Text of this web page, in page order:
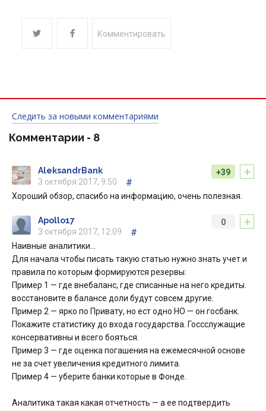
Комментировать
Следить за новыми комментариями
Комментарии - 8
+
+39
AleksandrBank
3 октября 2017, 9:50
#
Хороший обзор, спасибо на информацию, очень полезная.
+
0
Apollo17
3 октября 2017, 12:09
#
Наивные аналитики…
Для начала чтобы писать такую статью нужно знать учет и
правила по которым формируются резервы:
Пример 1 — где внебаланс, где списанные на него кредиты.
восстановите в балансе доли будут совсем другие.
Пример 2 — ярко по Привату, но ест одно НО — он госбанк.
Покажите статистику до входа государства. Госсслужащие
консервативны и всего бояться.
Пример 3 — где оценка погашения на ежемесячной основе
не за счет увеличения кредитного лимита.
Пример 4 — уберите банки которые в Фонде.
Аналитика такая какая отчетность — а ее подтвердить